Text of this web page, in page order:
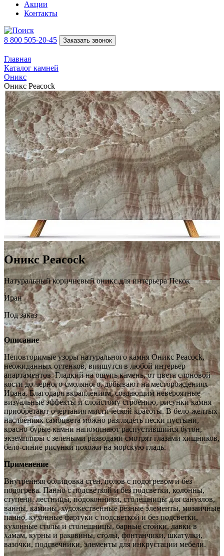
Акции
Контакты
8 800 505-20-45 Заказать звонок
Главная
Каталог камней
Оникс
Оникс Peacock
Оникс Peacock
Натуральный коричневый оникс для интерьера Пекок
Иран
Под заказ
Описание
Неповторимые узоры натурального камня Оникс Peacock,
неожиданных оттенков, впишутся в любой интерьер
апартаментов. Гладкий на ощупь камень, от цвета слоновой
кости до черного смоляного, добывают на месторождениях
Ирана. Благодаря вкраплениям, создающим невероятные
визуальные эффекты и слоистому строению, рисунки камня
приобретают очертания мистической красоты. В бело-желтых
наслоениях самоцвета можно разглядеть пески пустыни,
красно-бурые камни напоминают распустившийся бутон,
экземпляры с зелеными разводами смотрят глазами хищников,
бело-синие рисунки похожи на морскую гладь.
Применение
Внутренняя облицовка стен, полов с подогревом и без
подогрева. Панно с подсветкой и без подсветки, колонны,
ступени, лестницы, подоконники, столешницы для санузлов,
ванны, камины, художественные резные элементы, мозаичные
панно, кухонные фартуки с подсветкой и без подсветки,
кухонные столы и столешницы, барные стойки, лавки в
хамам, курны и раковины, столы, фонтанчики, шкатулки,
вазочки, подсвечники, элементы для инкрустации мебели.